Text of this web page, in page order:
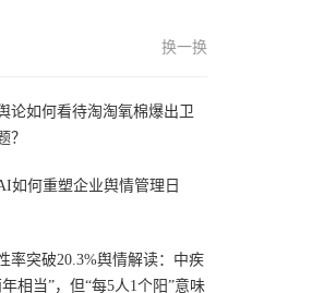
换一换
论如何看待淘淘氧棉爆出卫
？
如何重塑企业舆情管理日
率突破20.3%舆情解读：中疾
相当”，但“每5人1个阳”意味